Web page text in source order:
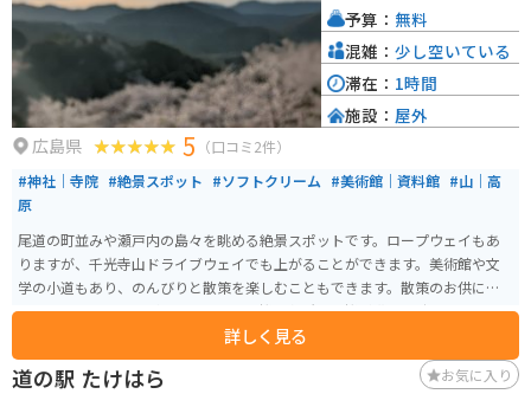
広島県 5 （口コミ2件）
#神社｜寺院 #絶景スポット #ソフトクリーム #美術館｜資料館 #山｜高
原
尾道の町並みや瀬戸内の島々を眺める絶景スポットです。ロープウェイもあ
りますが、千光寺山ドライブウェイでも上がることができます。美術館や文
学の小道もあり、のんびりと散策を楽しむこともできます。散策のお供にみ
かんソフトクリームがおすすめです。桜の名所で、桜が満開の時期にはたく
さんの観光客が訪れます。眺めを邪魔するものは何も無く、開けた景色に心
地よい海風を全身に感じられます。桜の名所とは言いますが藤棚と躑躅もと
ても見応えがあり、敷地内には尾道美術館や保護猫ハウス等もあり見どころ
詳しく見る
予算： 無料
混雑： 少し空いている
滞在： 1時間
施設： 屋外
道の駅 たけはら お気に入り